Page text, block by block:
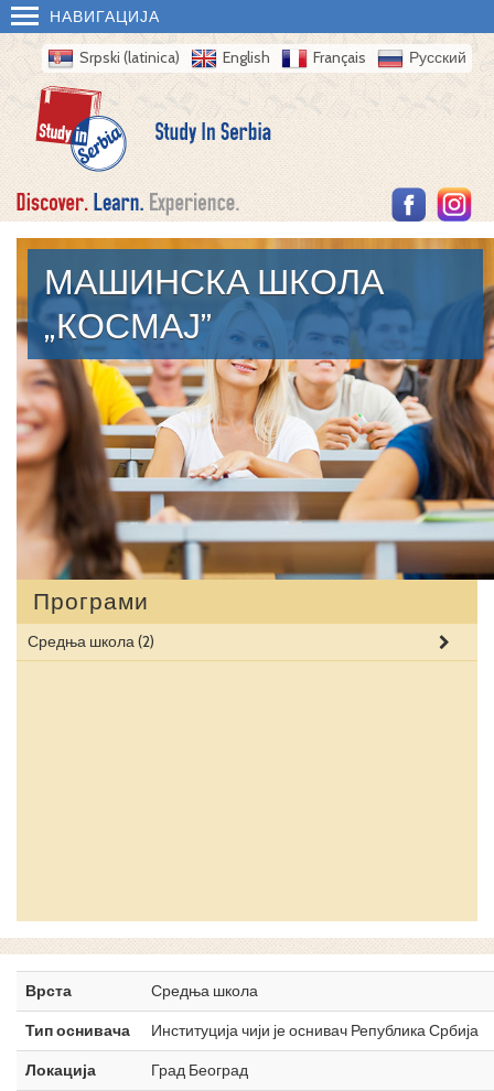
НАВИГАЦИЈА
Srpski (latinica) English Français Русский
МАШИНСКА ШКОЛА
„КОСМАЈ”
Програми
Средња школа(2)
Врста
Средња школа
Тип оснивача
Институција чији је оснивач Република Србија
Локација
Град Београд